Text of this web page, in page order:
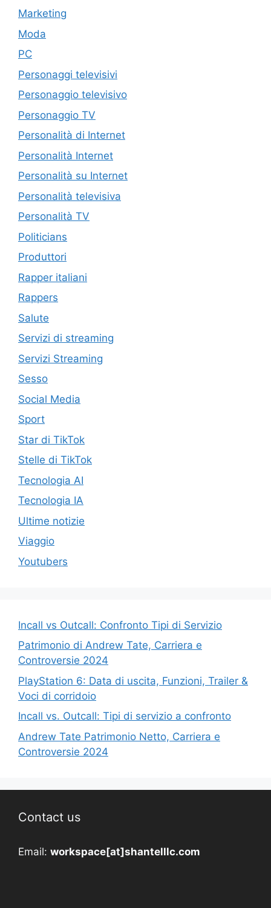
Marketing
Moda
PC
Personaggi televisivi
Personaggio televisivo
Personaggio TV
Personalità di Internet
Personalità Internet
Personalità su Internet
Personalità televisiva
Personalità TV
Politicians
Produttori
Rapper italiani
Rappers
Salute
Servizi di streaming
Servizi Streaming
Sesso
Social Media
Sport
Star di TikTok
Stelle di TikTok
Tecnologia AI
Tecnologia IA
Ultime notizie
Viaggio
Youtubers
Incall vs Outcall: Confronto Tipi di Servizio
Patrimonio di Andrew Tate, Carriera e
Controversie 2024
PlayStation 6: Data di uscita, Funzioni, Trailer &
Voci di corridoio
Incall vs. Outcall: Tipi di servizio a confronto
Andrew Tate Patrimonio Netto, Carriera e
Controversie 2024
Contact us
Email: workspace[at]shantelllc.com